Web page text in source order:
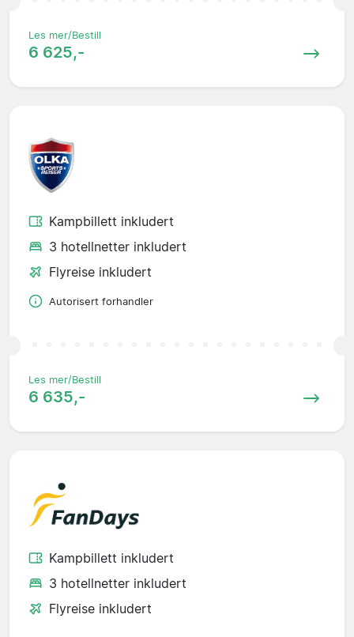
Les mer/Bestill
6 625,-
Kampbillett inkludert
3 hotellnetter inkludert
Flyreise inkludert
Autorisert forhandler
Les mer/Bestill
6 635,-
Kampbillett inkludert
3 hotellnetter inkludert
Flyreise inkludert